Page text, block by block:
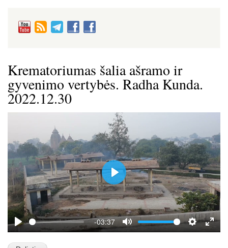
Krematoriumas šalia ašramo ir
gyvenimo vertybės. Radha Kunda.
2022.12.30
P
l
-03:37
M
S
E
P
l
a
y